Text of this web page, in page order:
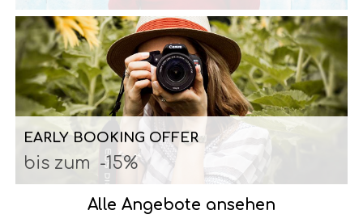
EARLY BOOKING OFFER
bis zum -15%
Alle Angebote ansehen